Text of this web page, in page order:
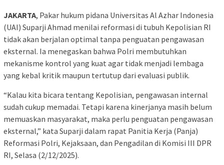
JAKARTA, Pakar hukum pidana Universitas Al Azhar Indonesia
(UAI) Suparji Ahmad menilai reformasi di tubuh Kepolisian RI
tidak akan berjalan optimal tanpa penguatan pengawasan
eksternal. Ia menegaskan bahwa Polri membutuhkan
mekanisme kontrol yang kuat agar tidak menjadi lembaga
yang kebal kritik maupun tertutup dari evaluasi publik.
“Kalau kita bicara tentang Kepolisian, pengawasan internal
sudah cukup memadai. Tetapi karena kinerjanya masih belum
memuaskan masyarakat, maka perlu penguatan pengawasan
eksternal,” kata Suparji dalam rapat Panitia Kerja (Panja)
Reformasi Polri, Kejaksaan, dan Pengadilan di Komisi III DPR
RI, Selasa (2/12/2025).